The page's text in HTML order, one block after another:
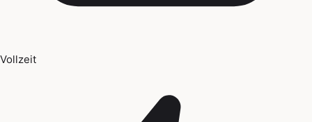
Vollzeit